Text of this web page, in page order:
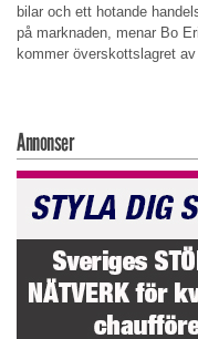
bilar och ett hotande
på marknaden, menar Bo
kommer överskottslagret
Annonser